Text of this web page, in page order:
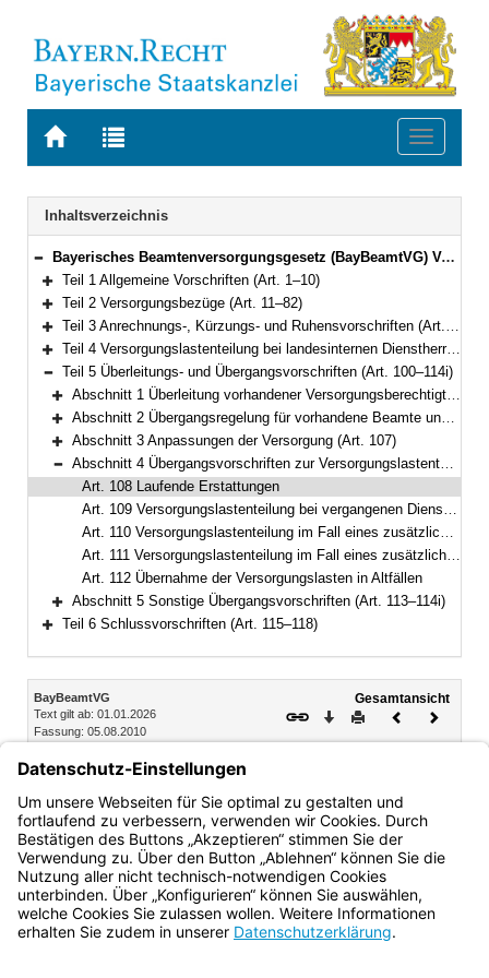
Zur
BAYERN.RECHT
Zur
letzten
Suche
Toggle
Navigation
Inhaltsverzeichnis
Bereich reduzieren
Bayerisches Beamtenversorgungsgesetz (BayBeamtVG) Vom 5. August 2010 (GVBl. S. 410, 528, 764) BayRS 2033-1-1-F (Art. 1–118)
Bereich erweitern
Teil 1 Allgemeine Vorschriften (Art. 1–10)
Bereich erweitern
Teil 2 Versorgungsbezüge (Art. 11–82)
Bereich erweitern
Teil 3 Anrechnungs-, Kürzungs- und Ruhensvorschriften (Art. 83–93)
Bereich erweitern
Teil 4 Versorgungslastenteilung bei landesinternen Dienstherrenwechseln (Art. 94–99a)
Bereich reduzieren
Teil 5 Überleitungs- und Übergangsvorschriften (Art. 100–114i)
Bereich erweitern
Abschnitt 1 Überleitung vorhandener Versorgungsberechtigter (Art. 100–102)
Bereich erweitern
Abschnitt 2 Übergangsregelung für vorhandene Beamte und Beamtinnen (Art. 103–106)
Bereich erweitern
Abschnitt 3 Anpassungen der Versorgung (Art. 107)
Bereich reduzieren
Abschnitt 4 Übergangsvorschriften zur Versorgungslastenteilung (Art. 108–112)
Art. 108 Laufende Erstattungen
Art. 109 Versorgungslastenteilung bei vergangenen Dienstherrenwechseln ohne laufende Erstattung
Art. 110 Versorgungslastenteilung im Fall eines zusätzlichen Dienstherrenwechsels nach Art. 95
Art. 111 Versorgungslastenteilung im Fall eines zusätzlichen Dienstherrenwechsels nach dem Versorgungslastenteilungs-Staatsvertrag
Art. 112 Übernahme der Versorgungslasten in Altfällen
Bereich erweitern
Abschnitt 5 Sonstige Übergangsvorschriften (Art. 113–114i)
Teil 6 Schlussvorschriften (Art. 115–118)
Inhalt
BayBeamtVG
Text gilt ab: 01.01.2026
Fassung: 05.08.2010
Gesamtansicht
Download
DruckenVorheriges
Art. 108 Laufende Erstattungen
Zum 1. Januar 2011 laufende Erstattungen werden nach den
bisherigen Anteilen fortgeführt.
Bayern.de
BayernPortal